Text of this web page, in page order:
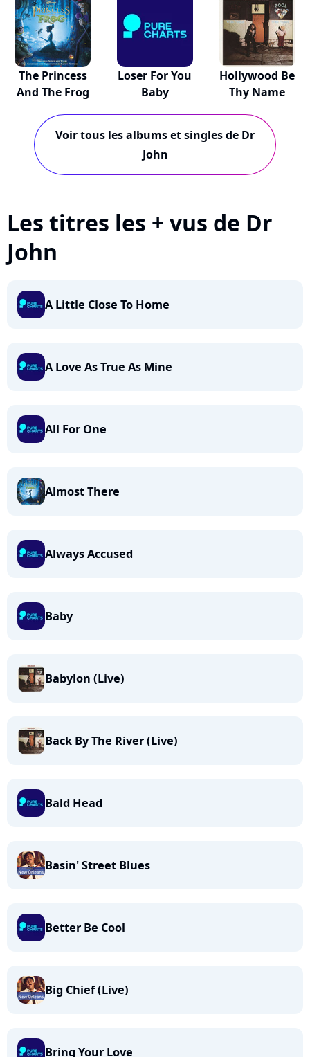
The Princess
And The Frog
Loser For You
Baby
Hollywood Be
Thy Name
Voir tous les albums et singles de Dr
John
Les titres les + vus de Dr
John
A Little Close To Home
A Love As True As Mine
All For One
Almost There
Always Accused
Baby
Babylon (Live)
Back By The River (Live)
Bald Head
Basin' Street Blues
Better Be Cool
Big Chief (Live)
Bring Your Love